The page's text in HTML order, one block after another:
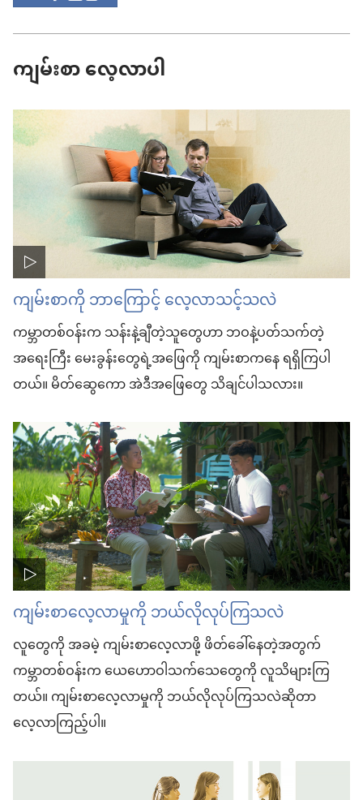
ကျမ်းစာ လေ့လာပါ
ကျမ်းစာကို ဘာကြောင့် လေ့လာသင့်သလဲ
ကမ္ဘာတစ်ဝန်းက သန်းနဲ့ချီတဲ့သူတွေဟာ ဘဝနဲ့ပတ်သက်တဲ့
အရေးကြီး မေးခွန်းတွေရဲ့အဖြေကို ကျမ်းစာကနေ ရရှိကြပါ
တယ်။ မိတ်ဆွေကော အဲဒီအဖြေတွေ သိချင်ပါသလား။
ကျမ်းစာလေ့လာမှုကို ဘယ်လိုလုပ်ကြသလဲ
လူတွေကို အခမဲ့ ကျမ်းစာလေ့လာဖို့ ဖိတ်ခေါ်နေတဲ့အတွက်
ကမ္ဘာတစ်ဝန်းက ယေဟောဝါသက်သေတွေကို လူသိများကြ
တယ်။ ကျမ်းစာလေ့လာမှုကို ဘယ်လိုလုပ်ကြသလဲဆိုတာ
လေ့လာကြည့်ပါ။